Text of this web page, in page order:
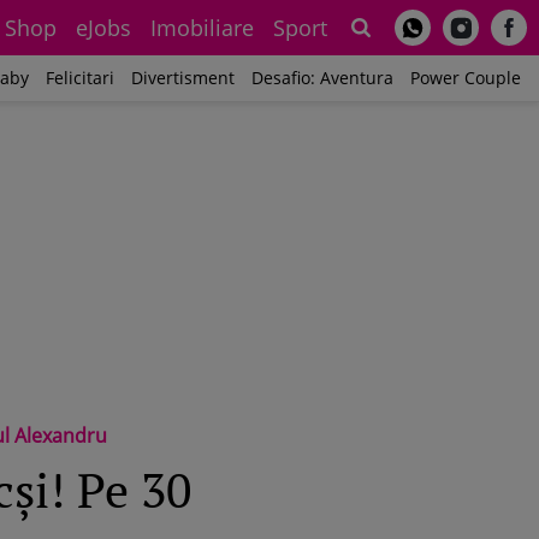
Shop eJobs Imobiliare Sport
Felicitari Divertisment Desafio: Aventura Power Couple
Alexandru
Pe 30